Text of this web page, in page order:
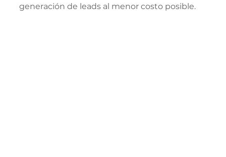
generación de leads al menor costo posible.